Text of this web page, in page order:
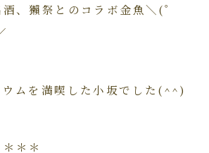
、獺祭とのコラボ金魚＼(゜
ウムを満喫した小坂でした(^^)
＊＊